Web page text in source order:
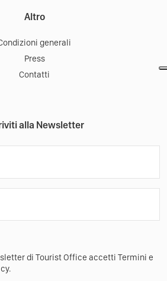
Altro
generali
Press
Contatti
alla Newsletter
di Tourist Office accetti Termini e